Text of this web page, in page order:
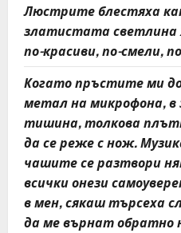
Люстрите блестяха
златистата светлина
по-красиви, по-смели,
Когато пръстите ми
метал на микрофона, в
тишина, толкова
да се реже с нож.
чашите се разтвори
всички онези
в мен, сякаш търсеха
да ме върнат обратно